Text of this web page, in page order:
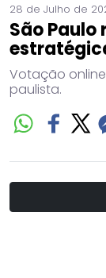
28 de Julho de
São
Votação
paulista.